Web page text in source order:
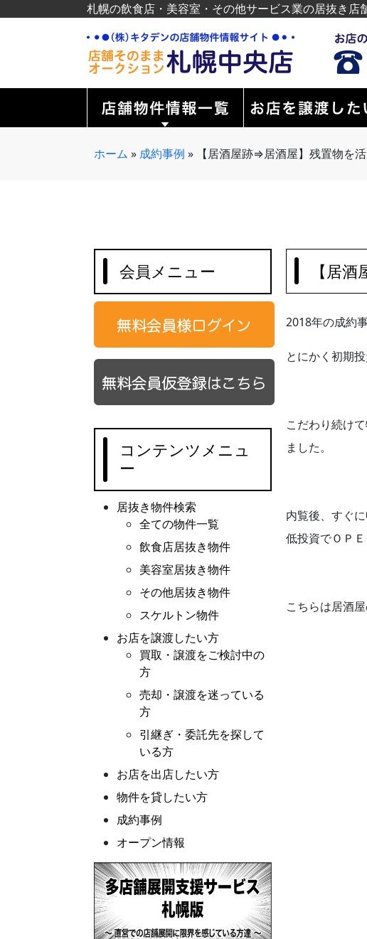
札幌の飲食店・美容室・その他サービス業の居抜き
ホーム » 成約事例 » 【居酒屋跡⇒居酒屋】残置物を
【居
2018年の成約事
とにかく初期
こだわり続け
ました。
内覧後、すぐ
低投資でＯＰ
こちらは居酒
会員メニュー
コンテンツメニュ
ー
居抜き物件検索
全ての物件一覧
飲食店居抜き物件
美容室居抜き物件
その他居抜き物件
スケルトン物件
お店を譲渡したい方
買取・譲渡をご検討中の
方
売却・譲渡を迷っている
方
引継ぎ・委託先を探して
いる方
お店を出店したい方
物件を貸したい方
成約事例
オープン情報